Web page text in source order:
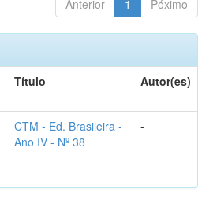
Anterior 1 Póximo
Título Autor(es)
CTM - Ed. Brasileira -
Ano IV - Nº 38
-